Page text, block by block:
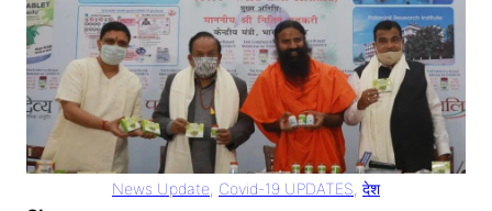
News Update, Covid-19 UPDATES, देश